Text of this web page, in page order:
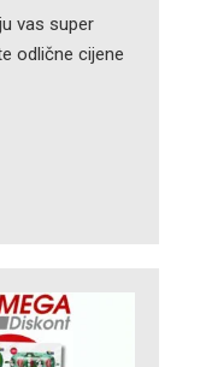
vas super
odlične cijene